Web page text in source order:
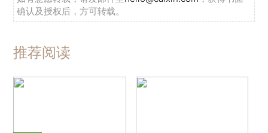
确认及授权后，方可转载。
推荐阅读